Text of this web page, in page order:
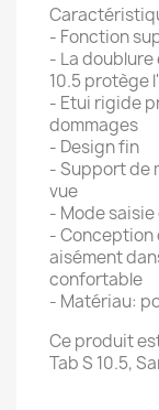
- Fonction
- La doublure
10.5 protège
- Etui rigide
dommages
- Design fin
- Support de
vue
- Mode
- Conception
aisément
confortable
- Matériau:
Ce produit
Tab S 10.5,